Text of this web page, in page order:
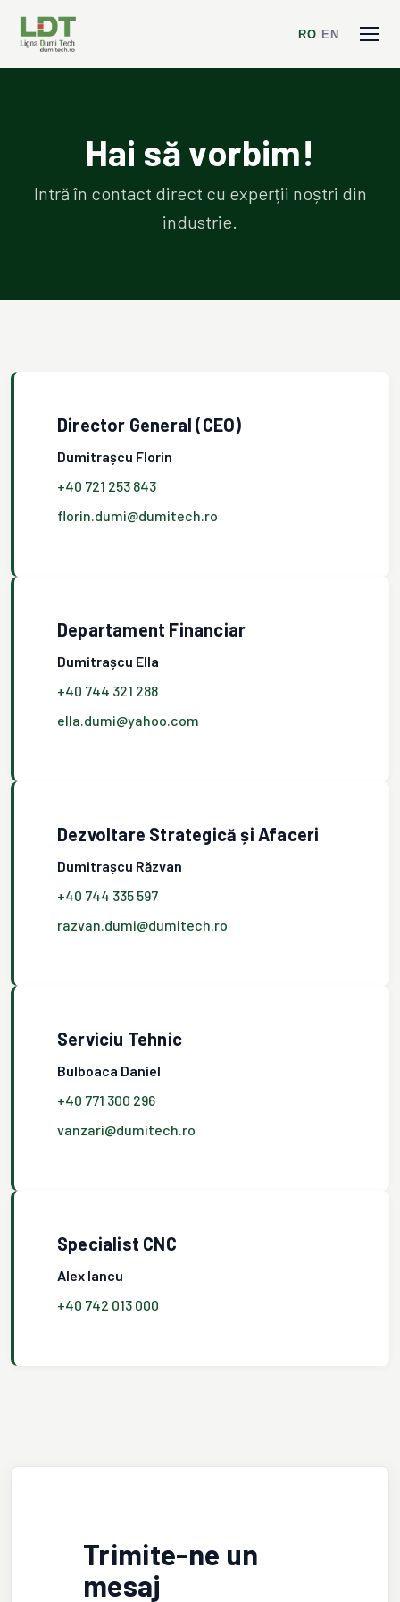
RO EN
Hai să vorbim!
Intră în contact direct cu experții noștri din
industrie.
Director General (CEO)
Dumitrașcu Florin
+40 721 253 843
florin.dumi@dumitech.ro
Departament Financiar
Dumitrașcu Ella
+40 744 321 288
ella.dumi@yahoo.com
Dezvoltare Strategică și Afaceri
Dumitrașcu Răzvan
+40 744 335 597
razvan.dumi@dumitech.ro
Serviciu Tehnic
Bulboaca Daniel
+40 771 300 296
vanzari@dumitech.ro
Specialist CNC
Alex Iancu
+40 742 013 000
Trimite-ne un
mesaj